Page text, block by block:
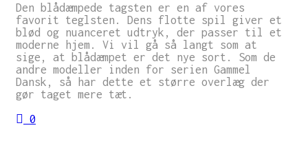
Den blådæmpede tagsten er en af vores
favorit teglsten. Dens flotte spil giver et
blød og nuanceret udtryk, der passer til et
moderne hjem. Vi vil gå så langt som at
sige, at blådæmpet er det nye sort. Som de
andre modeller inden for serien Gammel
Dansk, så har dette et større overlæg der
gør taget mere tæt.
0